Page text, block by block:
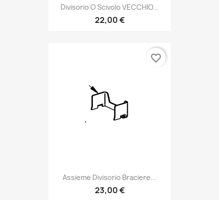
Divisorio O Scivolo VECCHIO...
22,00 €
Assieme Divisorio Braciere...
23,00 €
favorite_border